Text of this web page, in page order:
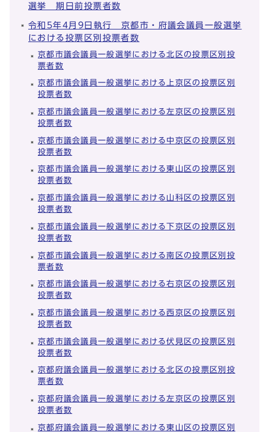
選挙 期日前投票者数
令和5年4月9日執行 京都市・府議会議員一般選挙
における投票区別投票者数
京都市議会議員一般選挙における北区の投票区別投
票者数
京都市議会議員一般選挙における上京区の投票区別
投票者数
京都市議会議員一般選挙における左京区の投票区別
投票者数
京都市議会議員一般選挙における中京区の投票区別
投票者数
京都市議会議員一般選挙における東山区の投票区別
投票者数
京都市議会議員一般選挙における山科区の投票区別
投票者数
京都市議会議員一般選挙における下京区の投票区別
投票者数
京都市議会議員一般選挙における南区の投票区別投
票者数
京都市議会議員一般選挙における右京区の投票区別
投票者数
京都市議会議員一般選挙における西京区の投票区別
投票者数
京都市議会議員一般選挙における伏見区の投票区別
投票者数
京都府議会議員一般選挙における北区の投票区別投
票者数
京都府議会議員一般選挙における左京区の投票区別
投票者数
京都府議会議員一般選挙における東山区の投票区別